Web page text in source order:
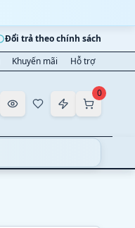
Đổi trả theo chính sách
Khuyến mãi Hỗ trợ
0